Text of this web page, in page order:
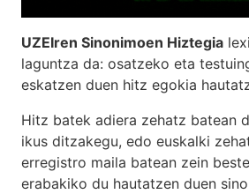
UZEIren Sinonimoen Hiztegia
laguntza da: osatzeko eta
eskatzen duen hitz egokia
Hitz batek adiera zehatz batean
ikus ditzakegu, edo euskalki
erregistro maila batean zein
erabakiko du hautatzen duen